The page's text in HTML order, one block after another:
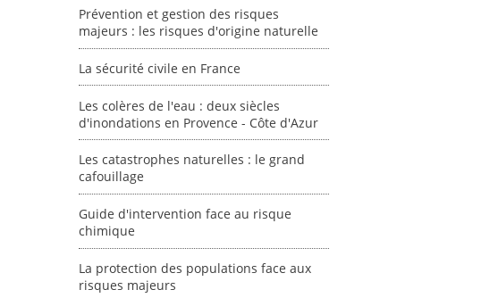
Prévention et gestion des risques
majeurs : les risques d'origine naturelle
La sécurité civile en France
Les colères de l'eau : deux siècles
d'inondations en Provence - Côte d'Azur
Les catastrophes naturelles : le grand
cafouillage
Guide d'intervention face au risque
chimique
La protection des populations face aux
risques majeurs